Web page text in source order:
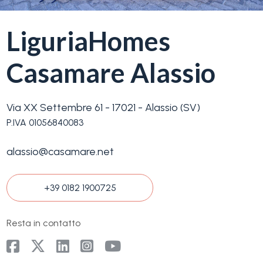
LiguriaHomes
Casamare Alassio
Via XX Settembre 61 - 17021 - Alassio (SV)
P.IVA 01056840083
alassio@casamare.net
+39 0182 1900725
Resta in contatto
servizi
La
Liguria
case
Preferiti
Tipologia
-
multiscelta
Residenziali
Prezzo